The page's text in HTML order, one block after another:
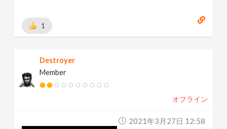
1
Destroyer
Member
オフライン
2021年3月27日 12:58